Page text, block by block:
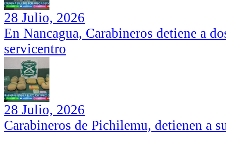
28 Julio, 2026
En Nancagua, Carabineros detiene a
servicentro
28 Julio, 2026
Carabineros de Pichilemu, detienen a